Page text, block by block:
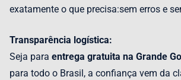
exatamente o que precisa:sem erros e
Transparência logística:
Seja para entrega gratuita na Grande
para todo o Brasil, a confiança vem da